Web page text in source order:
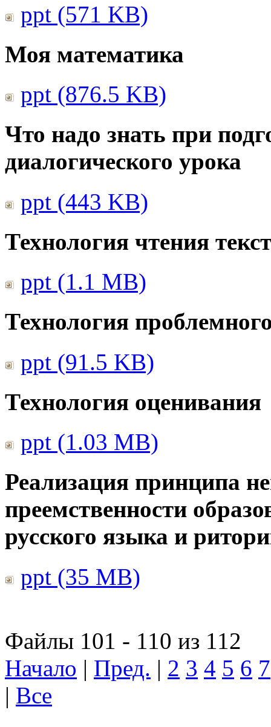
ppt (571 KB)
Моя математика
ppt (876.5 KB)
Что надо знать при
диалогического урока
ppt (443 KB)
Технология чтения
ppt (1.1 MB)
Технология
ppt (91.5 KB)
Технология оценивания
ppt (1.03 MB)
Реализация принципа
преемственности
русского языка и
ppt (35 MB)
Файлы 101 - 110 из 112
Начало | Пред. | 2 3 4 5 6 7
| Все